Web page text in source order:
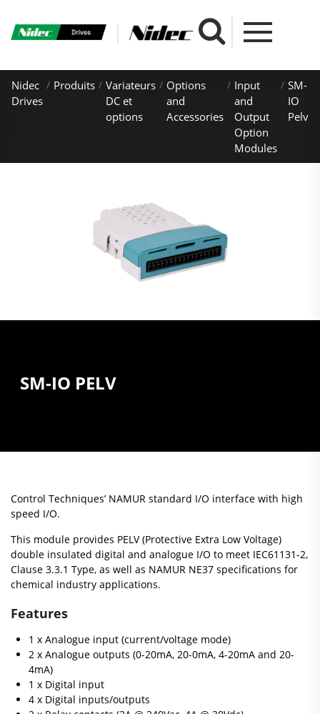
Nidec
Drives
Produits
Variateurs
DC et
options
Options
and
Accessories
Input
and
Output
Option
Modules
SM-
IO
Pelv
SM-IO PELV
Control Techniques’ NAMUR standard I/O interface with high
speed I/O.
This module provides PELV (Protective Extra Low Voltage)
double insulated digital and analogue I/O to meet IEC61131-2,
Clause 3.3.1 Type, as well as NAMUR NE37 specifications for
chemical industry applications.
Features
1 x Analogue input (current/voltage mode)
2 x Analogue outputs (0-20mA, 20-0mA, 4-20mA and 20-
4mA)
1 x Digital input
4 x Digital inputs/outputs